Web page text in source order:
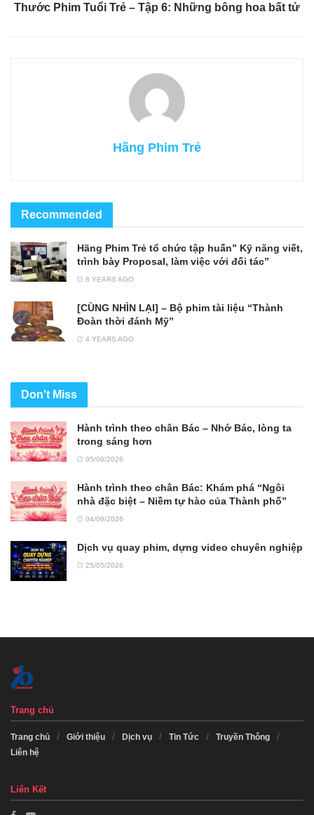
Thước Phim Tuổi Trẻ – Tập 6: Những bông hoa bất tử
Hãng Phim Trẻ
Recommended
Hãng Phim Trẻ tổ chức tập huấn” Kỹ năng viết,
trình bày Proposal, làm việc với đối tác”
8 YEARS AGO
[CÙNG NHÌN LẠI] – Bộ phim tài liệu “Thành
Đoàn thời đánh Mỹ”
4 YEARS AGO
Don't Miss
Hành trình theo chân Bác – Nhớ Bác, lòng ta
trong sáng hơn
05/06/2026
Hành trình theo chân Bác: Khám phá “Ngôi
nhà đặc biệt – Niềm tự hào của Thành phố”
04/06/2026
Dịch vụ quay phim, dựng video chuyên nghiệp
25/05/2026
Trang chủ
Trang chủ Giới thiệu Dịch vụ Tin Tức
Truyền Thông
Liên hệ
Liên Kết